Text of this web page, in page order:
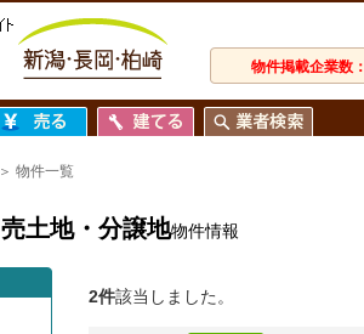
物件掲載企業数：
＞ 物件一覧
売土地・分譲地物件情報
2件該当しました。